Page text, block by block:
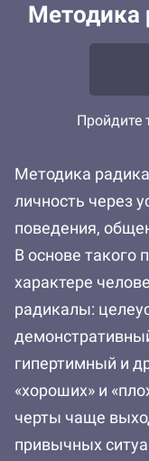
Методика
Пройдите
Методика
личность через
поведения,
В основе такого
характере
радикалы:
гипертимный и
«хороших» и
черты чаще
привычных